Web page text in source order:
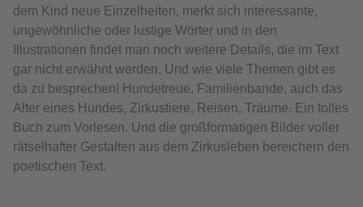
dem Kind neue Einzelheiten, merkt sich interessante,
ungewöhnliche oder lustige Wörter und in den
Illustrationen findet man noch weitere Details, die im Text
gar nicht erwähnt werden. Und wie viele Themen gibt es
da zu besprechen! Hundetreue, Familienbande, auch das
Alter eines Hundes, Zirkustiere, Reisen, Träume. Ein tolles
Buch zum Vorlesen. Und die großformatigen Bilder voller
rätselhafter Gestalten aus dem Zirkusleben bereichern den
poetischen Text.